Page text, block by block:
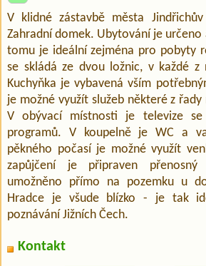
V klidné zástavbě města
Zahradní domek. Ubytování je určeno
tomu je ideální zejména pro pobyty
se skládá ze dvou ložnic, v každé z
Kuchyňka je vybavená vším
je možné využít služeb některé z
V obývací místnosti je televize
programů. V koupelně je WC a
pěkného počasí je možné využít
zapůjčení je připraven
umožněno přímo na pozemku u
Hradce je všude blízko - je tak
poznávání Jižních Čech.
Kontakt